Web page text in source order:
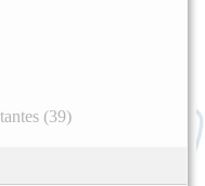
(39)